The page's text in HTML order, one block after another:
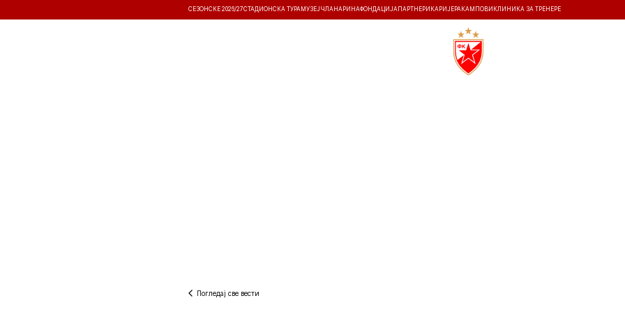
СЕЗОНСКЕ 2026/27СТАДИОНСКА ТУРА МУЗЕЈ ЧЛАНАРИНАФОНДАЦИЈА ПАРТНЕРИ КАРИЈЕРА КАМПОВИ КЛИНИКА ЗА ТРЕНЕРЕ
Погледај све вести